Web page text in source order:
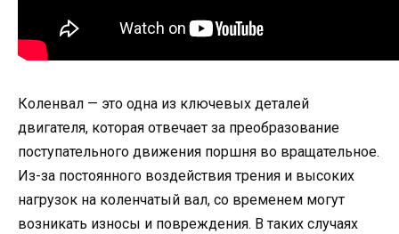
Коленвал — это одна из ключевых деталей
двигателя, которая отвечает за преобразование
поступательного движения поршня во вращательное.
Из-за постоянного воздействия трения и высоких
нагрузок на коленчатый вал, со временем могут
возникать износы и повреждения. В таких случаях